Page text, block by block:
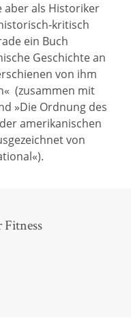
als Historiker
kritisch
ein Buch
Geschichte an
von ihm
(zusammen mit
»Die Ordnung des
amerikanischen
von
Fitness